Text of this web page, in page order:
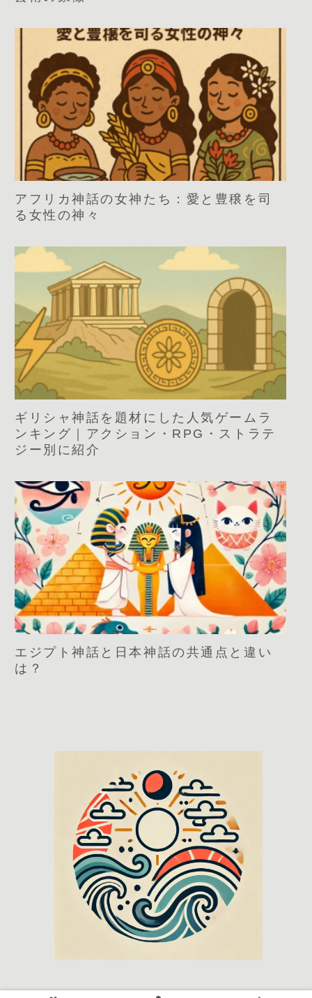
アフリカ神話の女神たち：愛と豊穣を司
る女性の神々
ギリシャ神話を題材にした人気ゲームラ
ンキング｜アクション・RPG・ストラテ
ジー別に紹介
エジプト神話と日本神話の共通点と違い
は？